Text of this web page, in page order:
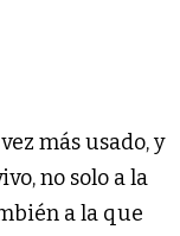
más usado, y
no solo a la
a la que